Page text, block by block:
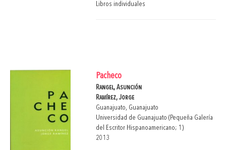
Libros individuales
Pacheco
Rangel, Asunción
Ramírez, Jorge
Guanajuato, Guanajuato
Universidad de Guanajuato (Pequeña Galería
del Escritor Hispanoamericano; 1)
2013